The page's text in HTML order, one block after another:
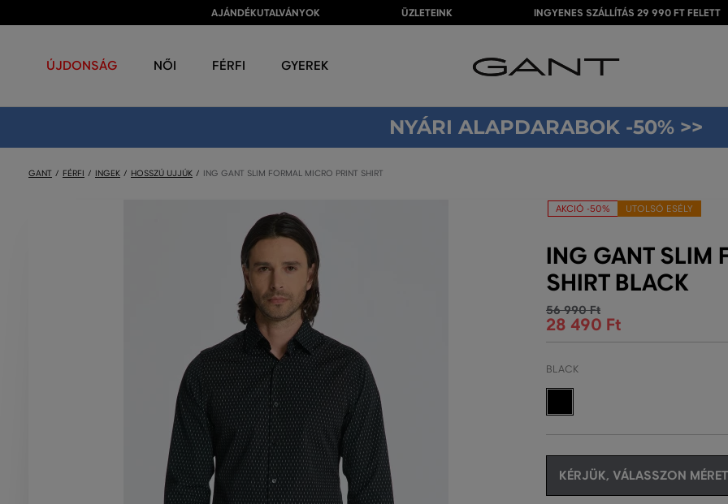
AJÁNDÉKUTALVÁNYOK ÜZLETEINK INGYENES SZÁLLÍTÁS 29 990 FT FELETT
ÚJDONSÁG NŐI FÉRFI GYEREK
NYÁRI ALAPDARABOK -50% >>
GANT FÉRFI INGEK HOSSZÚ UJJÚK ING GANT SLIM FORMAL MICRO PRINT SHIRT
AKCIÓ -50% UTOLSÓ ESÉLY
ING GANT SLIM
SHIRT BLACK
56 990 Ft
28 490 Ft
BLACK
KÉRJÜK, VÁLASSZON